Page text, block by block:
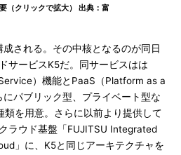
（クリックで拡大） 出典：富
される。その中核となるのが同日
サービスK5だ。同サービスはは
）機能とPaaS（Platform as a
パブリック型、プライベート型な
類を用意。さらに以前より提供して
ラウド基盤「FUJITSU Integrated
」に、K5と同じアーキテクチャを